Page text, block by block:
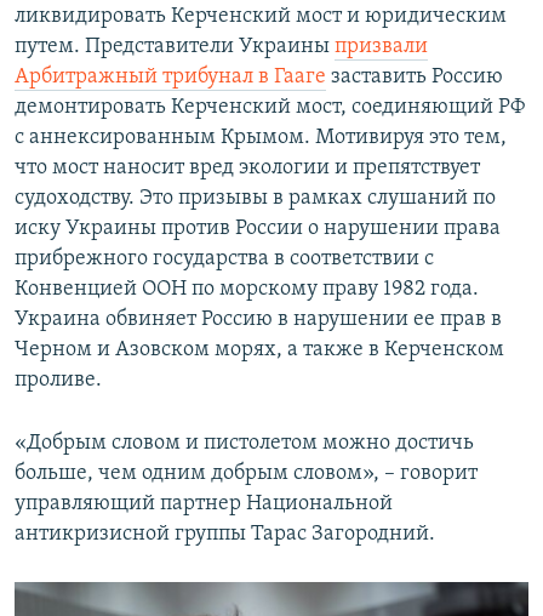
ликвидировать Керченский мост и юридическим
путем. Представители Украины призвали
Арбитражный трибунал в Гааге заставить Россию
демонтировать Керченский мост, соединяющий РФ
с аннексированным Крымом. Мотивируя это тем,
что мост наносит вред экологии и препятствует
судоходству. Это призывы в рамках слушаний по
иску Украины против России о нарушении права
прибрежного государства в соответствии с
Конвенцией ООН по морскому праву 1982 года.
Украина обвиняет Россию в нарушении ее прав в
Черном и Азовском морях, а также в Керченском
проливе.
«Добрым словом и пистолетом можно достичь
больше, чем одним добрым словом», – говорит
управляющий партнер Национальной
антикризисной группы Тарас Загородний.